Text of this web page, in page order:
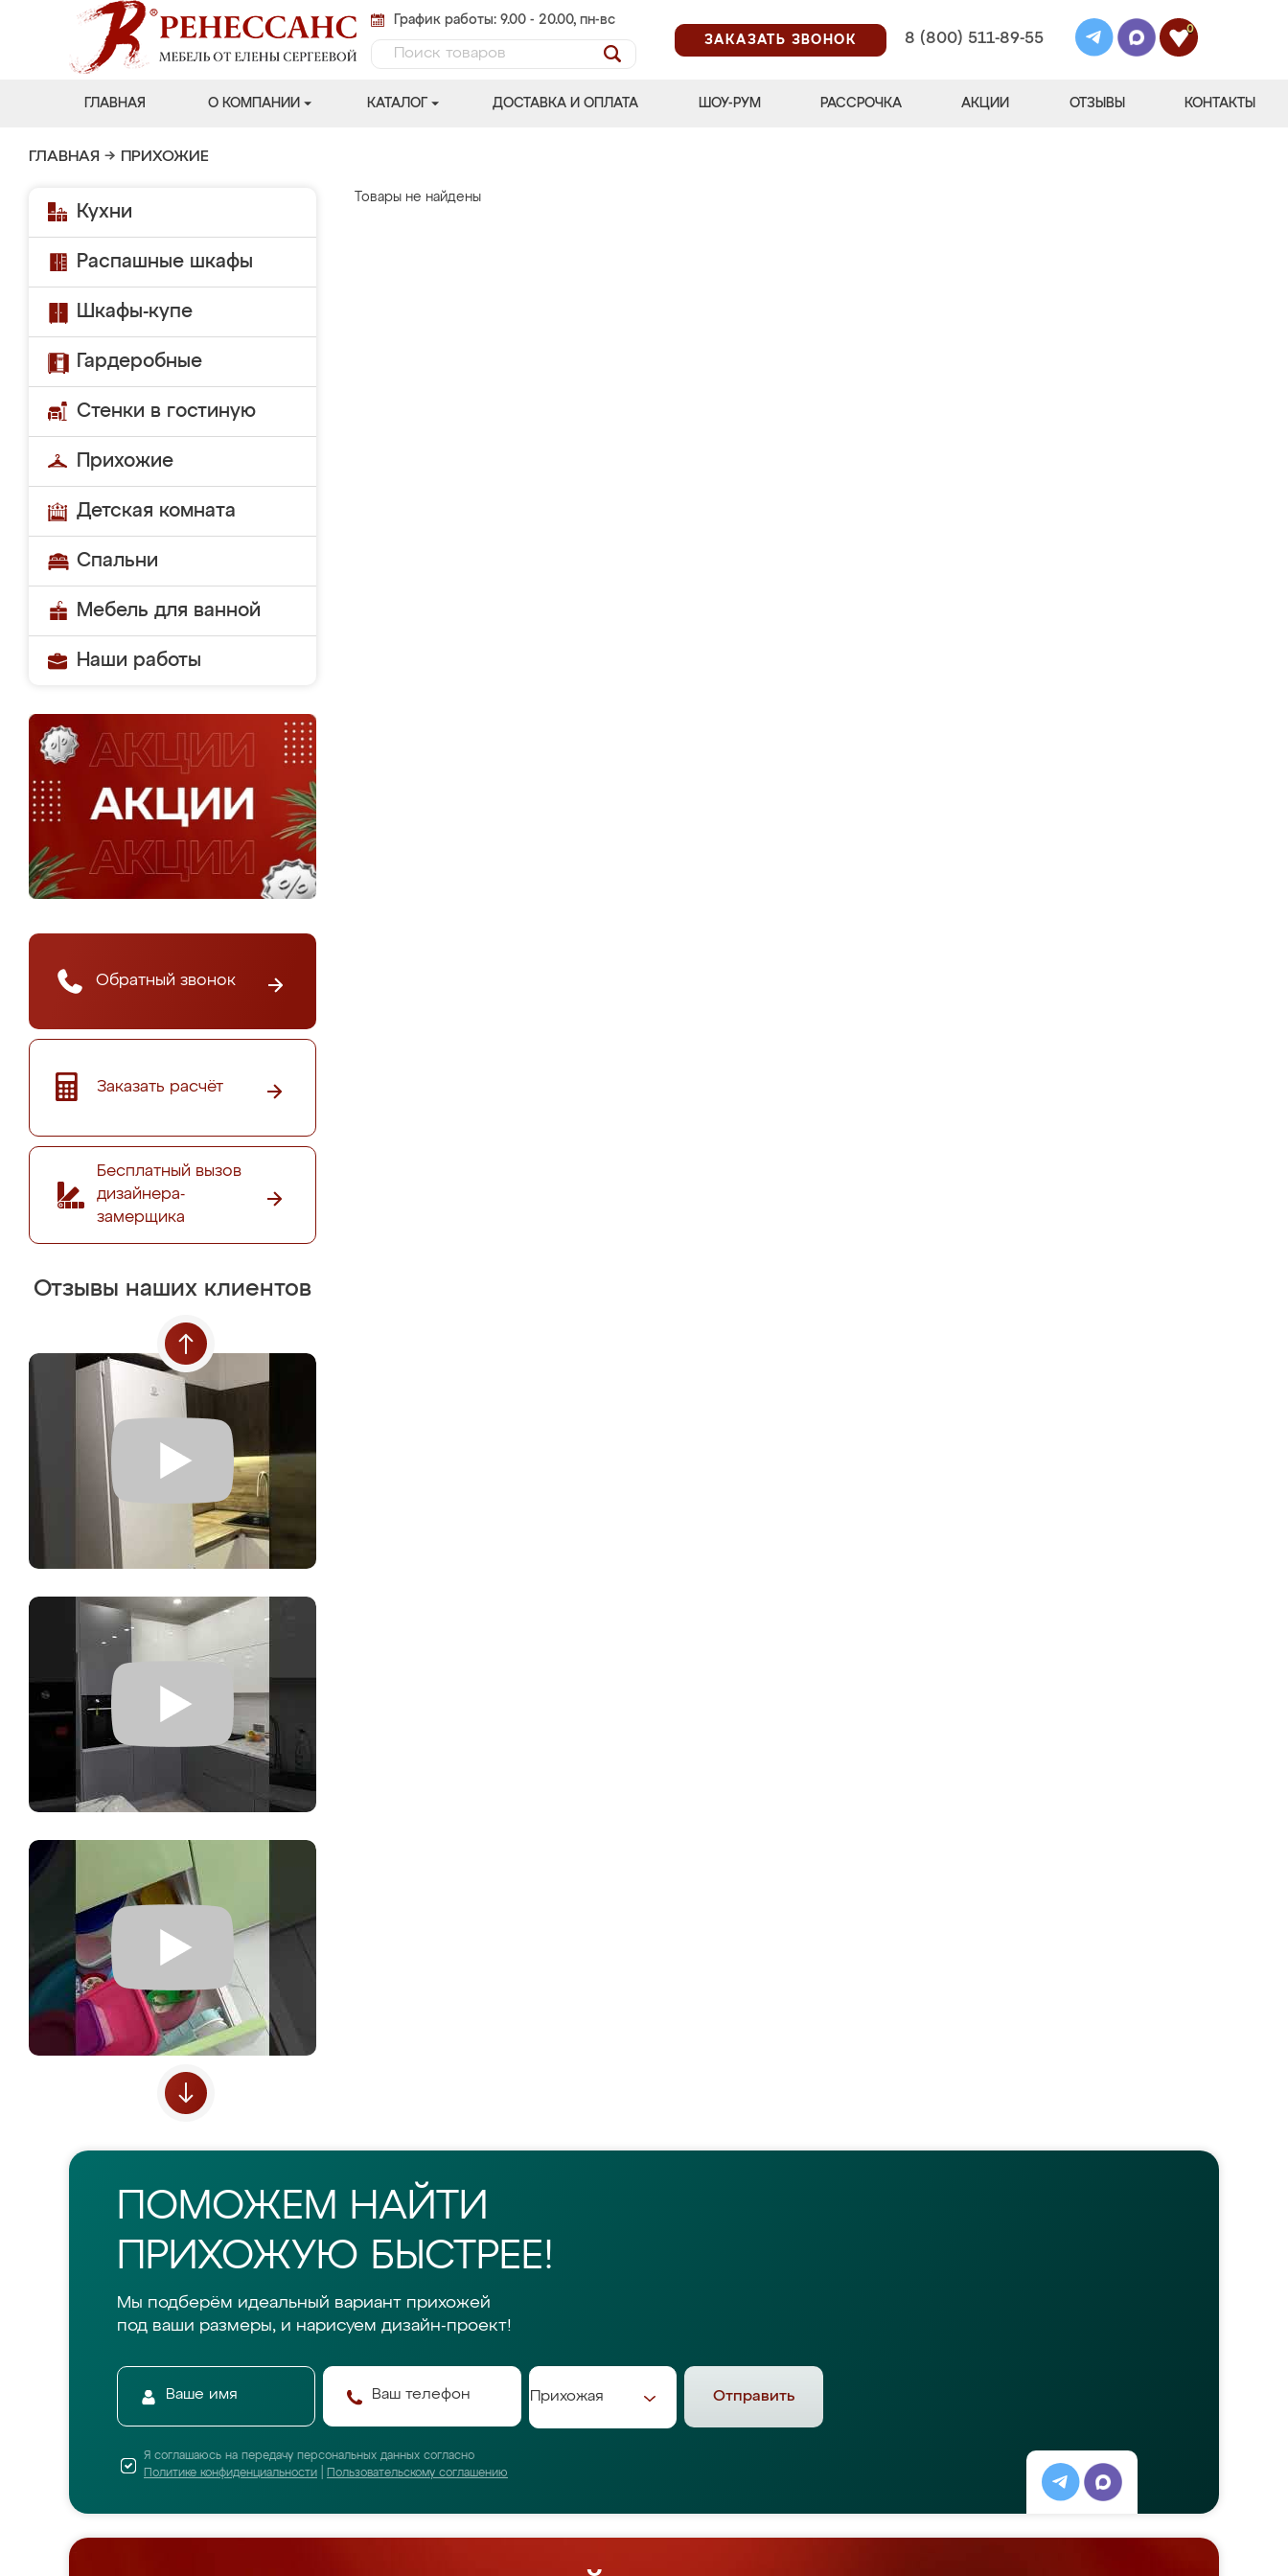
График работы: 9.00 - 20.00, пн-вс
ЗАКАЗАТЬ ЗВОНОК
8 (800) 511-89-55
0
ГЛАВНАЯ О КОМПАНИИ КАТАЛОГ ДОСТАВКА И ОПЛАТА ШОУ-РУМ РАССРОЧКА АКЦИИ ОТЗЫВЫ КОНТАКТЫ
ГЛАВНАЯ → ПРИХОЖИЕ
Кухни
Распашные шкафы
Шкафы-купе
Гардеробные
Стенки в гостиную
Прихожие
Детская комната
Спальни
Мебель для ванной
Наши работы
Обратный звонок
Заказать расчёт
Бесплатный вызов
дизайнера-
замерщика
Отзывы наших клиентов
Товары не найдены
ПОМОЖЕМ НАЙТИ
ПРИХОЖУЮ БЫСТРЕЕ!
Мы подберём идеальный вариант прихожей
под ваши размеры, и нарисуем дизайн-проект!
Отправить
Я соглашаюсь на передачу персональных данных согласно
Политике конфиденциальности
Пользовательскому соглашению